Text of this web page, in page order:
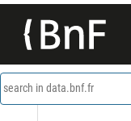
search in data.bnf.fr